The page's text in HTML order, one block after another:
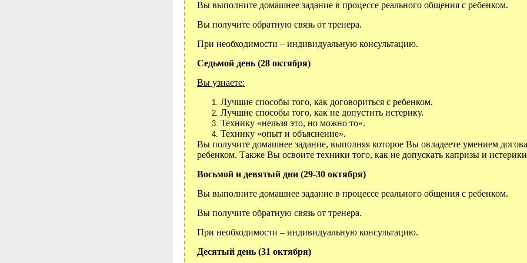
Вы выполните домашнее задание в процессе реального общения с ребенком.
Вы получите обратную связь от тренера.
При необходимости – индивидуальную консультацию.
Седьмой день (28 октября)
Вы узнаете:
Лучшие способы того, как договориться с ребенком.
Лучшие способы того, как не допустить истерику.
Технику «нельзя это, но можно то».
Технику «опыт и объяснение».
Вы получите домашнее задание, выполняя которое Вы овладеете умением
ребенком. Также Вы освоите техники того, как не допускать капризы и
Восьмой и девятый дни (29-30 октября)
Вы выполните домашнее задание в процессе реального общения с ребенком.
Вы получите обратную связь от тренера.
При необходимости – индивидуальную консультацию.
Десятый день (31 октября)